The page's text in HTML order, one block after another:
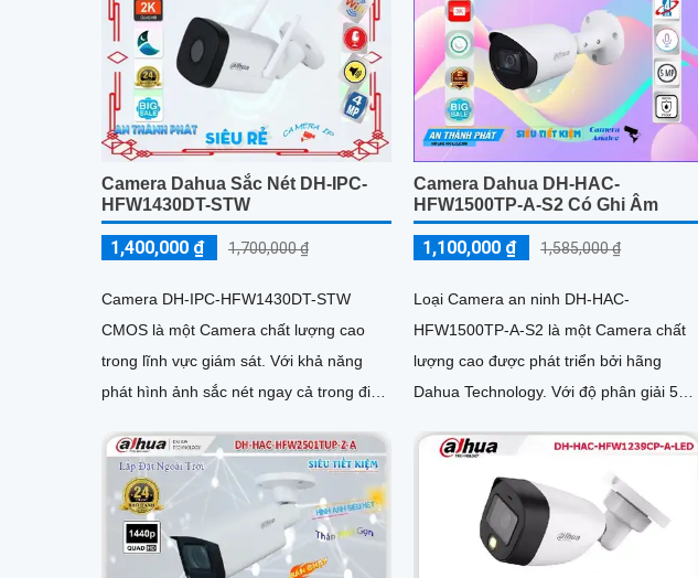
Camera Dahua Sắc Nét DH-IPC-
HFW1430DT-STW
1,400,000 ₫ 1,700,000 ₫
Camera DH-IPC-HFW1430DT-STW
CMOS là một Camera chất lượng cao
trong lĩnh vực giám sát. Với khả năng
phát hình ảnh sắc nét ngay cả trong điều
công nghệ hồng ngoại 30m
Camera Dahua DH-HAC-
HFW1500TP-A-S2 Có Ghi Âm
1,100,000 ₫ 1,585,000 ₫
Loại Camera an ninh DH-HAC-
HFW1500TP-A-S2 là một Camera chất
lượng cao được phát triển bởi hãng
Dahua Technology. Với độ phân giải 5MP,
chi tiết